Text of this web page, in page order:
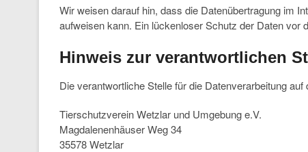
Wir weisen darauf hin, dass die Datenübertragung im
aufweisen kann. Ein lückenloser Schutz der Daten vor
Hinweis zur verantwortlichen
Die verantwortliche Stelle für die Datenverarbeitung auf
Tierschutzverein Wetzlar und Umgebung e.V.
Magdalenenhäuser Weg 34
35578 Wetzlar